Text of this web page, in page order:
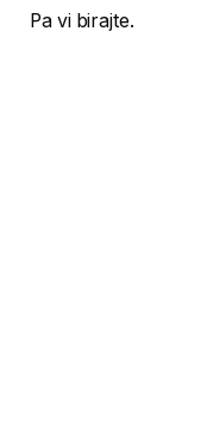
Pa vi birajte.